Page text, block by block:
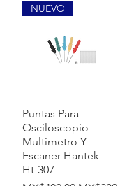
快速瀏覽
NUEVO
Puntas Para
Osciloscopio
Multimetro Y
Escaner Hantek
Ht-307